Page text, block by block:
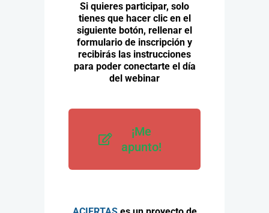
Si quieres participar, solo
tienes que hacer clic en el
siguiente botón, rellenar el
formulario de inscripción y
recibirás las instrucciones
para poder conectarte el día
del webinar
¡Me
apunto!